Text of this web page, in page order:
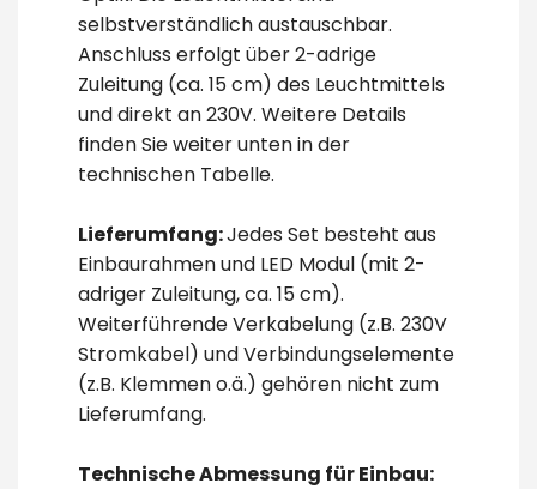
selbstverständlich austauschbar.
Anschluss erfolgt über 2-adrige
Zuleitung (ca. 15 cm) des Leuchtmittels
und direkt an 230V. Weitere Details
finden Sie weiter unten in der
technischen Tabelle.
Lieferumfang:Jedes Set besteht aus
Einbaurahmen und LED Modul (mit 2-
adriger Zuleitung, ca. 15 cm).
Weiterführende Verkabelung (z.B. 230V
Stromkabel) und Verbindungselemente
(z.B. Klemmen o.ä.) gehören nicht zum
Lieferumfang.
Technische Abmessung für Einbau: